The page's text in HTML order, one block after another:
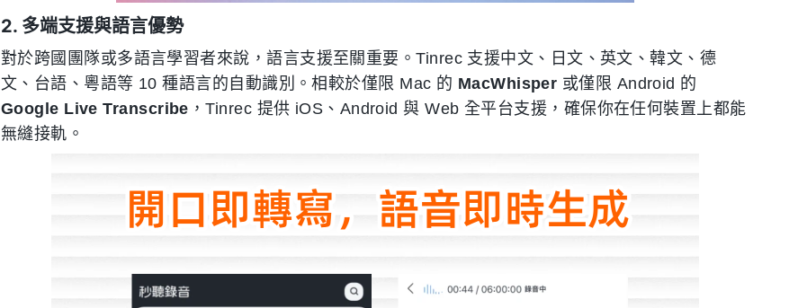
2. 多端支援與語言優勢
對於跨國團隊或多語言學習者來說，語言支援至關重要。Tinrec 支援中文、日文、英文、韓文、德
文、台語、粵語等 10 種語言的自動識別。相較於僅限 Mac 的 MacWhisper 或僅限 Android 的
Google Live Transcribe ，Tinrec 提供 iOS、Android 與 Web 全平台支援，確保你在任何裝置上都能
無縫接軌。